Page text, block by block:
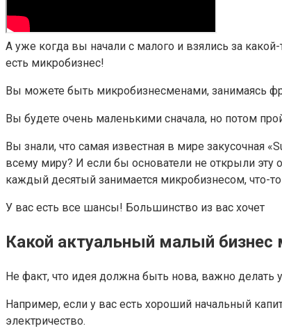
А уже когда вы начали с малого и взялись за
есть микробизнес!
Вы можете быть микробизнесменами, занимаясь
Вы будете очень маленькими сначала, но потом
Вы знали, что самая известная в мире закусочная
всему миру? И если бы основатели не открыли
каждый десятый занимается микробизнесом, что-то
У вас есть все шансы! Большинство из вас хочет
Какой актуальный малый бизнес
Не факт, что идея должна быть нова, важно делать
Например, если у вас есть хороший начальный
электричество.